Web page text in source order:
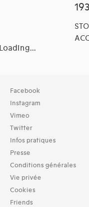
Collection
TOUT (3)
Archives (3)
Domaines thématiques
01-architecture
03-architecture
04-architecture
05-architecture de
07-architecture
08-architecture
Facebook
Instagram
Vimeo
Twitter
Infos pratiques
Presse
Conditions générales
Vie privée
Cookies
Friends